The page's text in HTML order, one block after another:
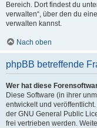
Bereich. Dort findest du
verwalten“, über den du
verwalten kannst.
Nach oben
phpBB betreffende
Wer hat diese
Diese Software (in ihrer
entwickelt und
der GNU General Public
frei vertrieben werden.